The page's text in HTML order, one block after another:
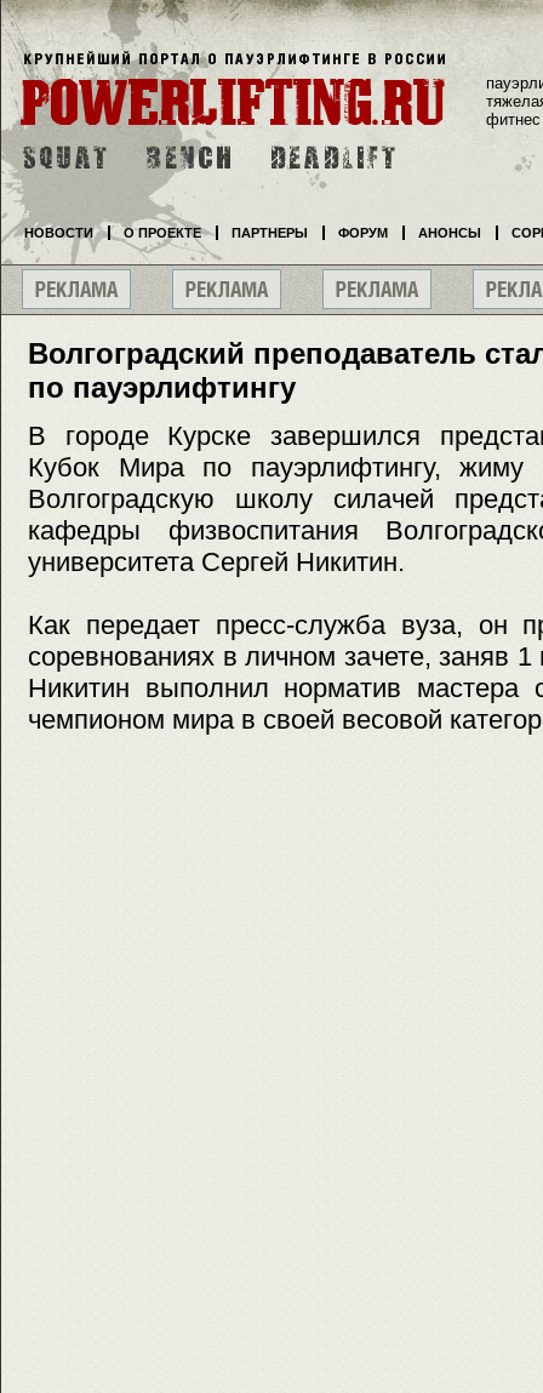
Волгоградский преподаватель
по пауэрлифтингу
В городе Курске завершился
Кубок Мира по пауэрлифтингу, жиму
Волгоградскую школу силачей
кафедры физвоспитания
университета Сергей Никитин.
Как передает пресс-служба вуза, он
соревнованиях в личном зачете, заняв 1
Никитин выполнил норматив мастера
чемпионом мира в своей весовой
фитнес
НОВОСТИ О ПРОЕКТЕ ПАРТНЕРЫ ФОРУМ АНОНСЫ